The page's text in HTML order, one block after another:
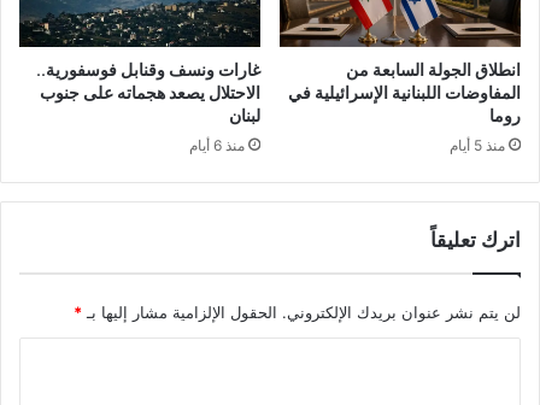
انطلاق الجولة السابعة من
المفاوضات اللبنانية الإسرائيلية في
روما
منذ 5 أيام
غارات ونسف وقنابل فوسفورية..
الاحتلال يصعد هجماته على جنوب
لبنان
منذ 6 أيام
اترك تعليقاً
لن يتم نشر عنوان بريدك الإلكتروني. الحقول الإلزامية مشار إليها بـ *